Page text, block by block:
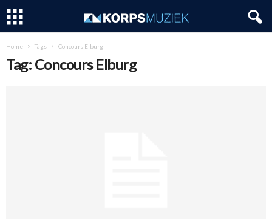
Home Tags Concours Elburg
Tag: Concours Elburg